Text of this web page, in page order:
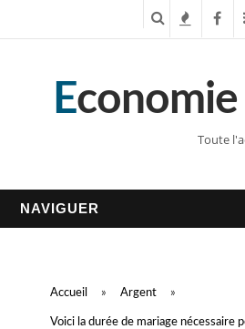
c n
s
F
c
Economie
Toute
NAVIGUER
Accueil » Argent »
Voici la durée de mariage nécessaire